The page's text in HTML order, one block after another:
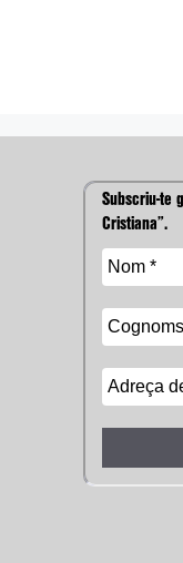
Subscriu-te
Cristiana”.